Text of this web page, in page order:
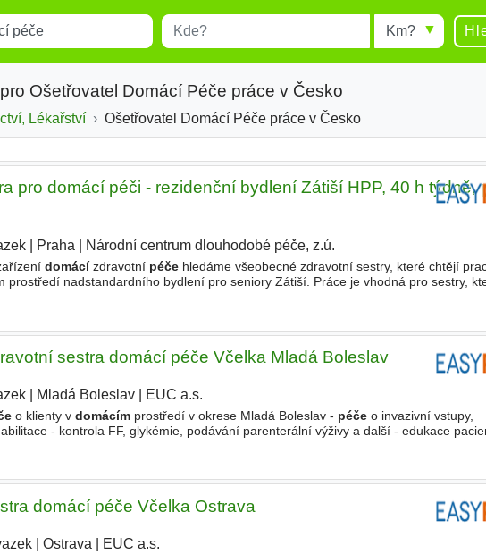
Místo Radius
Ošetřovatel Domácí Péče práce v Česko
Lékařství Ošetřovatel Domácí Péče práce v Česko
pro domácí péči - rezidenční bydlení Zátiší HPP, 40 h týdně,
Praha Národní centrum dlouhodobé péče, z.ú.
domácízdravotní péčehledáme všeobecné zdravotní sestry, které chtějí
prostředí nadstandardního bydlení pro seniory Zátiší. Práce je vhodná pro sestry,
sestra domácí péče Včelka Mladá Boleslav
Mladá Boleslav EUC a.s.
o klienty v domácímprostředí v okrese Mladá Boleslav - péčeo invazivní vstupy,
- kontrola FF, glykémie, podávání parenterální výživy a další - edukace
domácí péče Včelka Ostrava
| Ostrava EUC a.s.